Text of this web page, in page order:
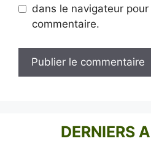
dans le navigateur
commentaire.
DERNIERS